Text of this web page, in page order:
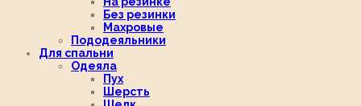
Без резинки
Махровые
Пододеяльники
Для спальни
Одеяла
Пух
Шерсть